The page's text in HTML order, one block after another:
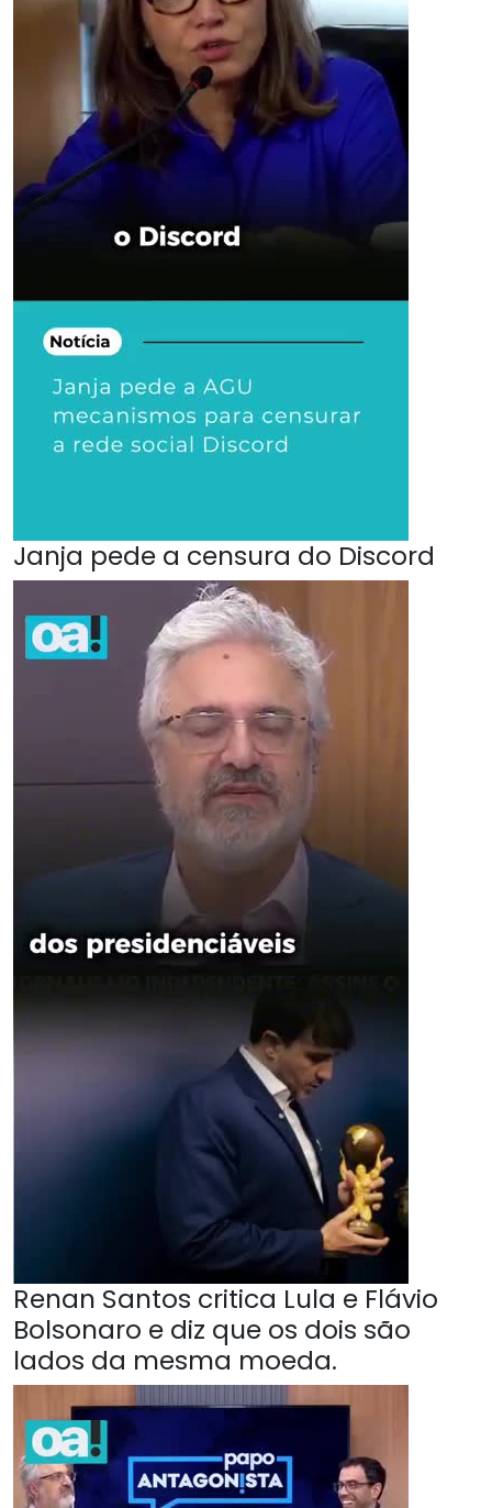
Janja pede a censura do Discord
Renan Santos critica Lula e Flávio
Bolsonaro e diz que os dois são
lados da mesma moeda.